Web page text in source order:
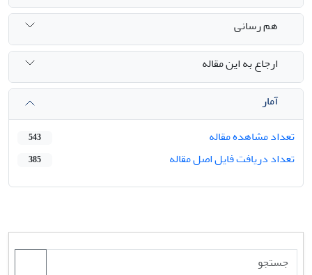
هم رسانی
ارجاع به این مقاله
آمار
تعداد مشاهده مقاله
543
تعداد دریافت فایل اصل مقاله 385